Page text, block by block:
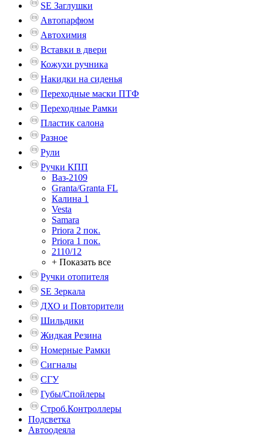
SE Заглушки
Автопарфюм
Автохимия
Вставки в двери
Кожухи ручника
Накидки на сиденья
Переходные маски ПТФ
Переходные Рамки
Пластик салона
Разное
Рули
Ручки КПП
Ваз-2109
Granta/Granta FL
Калина 1
Vesta
Samara
Priora 2 пок.
Priora 1 пок.
2110/12
+ Показать все
Ручки отопителя
SE Зеркала
ДХО и Повторители
Шильдики
Жидкая Резина
Номерные Рамки
Сигналы
СГУ
Губы/Спойлеры
Строб.Контроллеры
Подсветка
Автоодеяла